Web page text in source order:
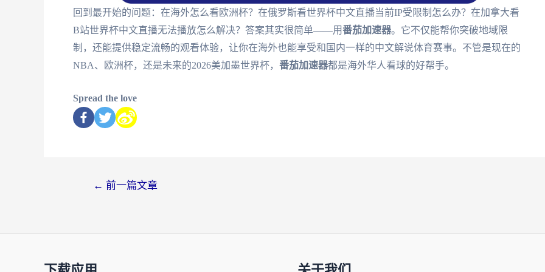
回到最开始的问题：在海外怎么看欧洲杯？在俄罗斯看世界杯中文直播当前IP受限制怎么办？在加拿大看
B站世界杯中文直播无法播放怎么解决？答案其实很简单——用番茄加速器。它不仅能帮你突破地域限
制，还能提供稳定流畅的观看体验，让你在海外也能享受和国内一样的中文解说体育赛事。不管是现在的
NBA、欧洲杯，还是未来的2026美加墨世界杯， 番茄加速器都是海外华人看球的好帮手。
Spread the love
← 前一篇文章